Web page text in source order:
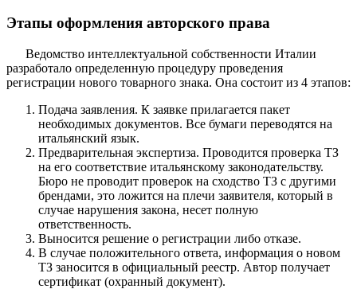
Этапы оформления авторского права
Ведомство интеллектуальной собственности Италии
разработало определенную процедуру проведения
регистрации нового товарного знака. Она состоит из 4 этапов:
Подача заявления. К заявке прилагается пакет
необходимых документов. Все бумаги переводятся на
итальянский язык.
Предварительная экспертиза. Проводится проверка ТЗ
на его соответствие итальянскому законодательству.
Бюро не проводит проверок на сходство ТЗ с другими
брендами, это ложится на плечи заявителя, который в
случае нарушения закона, несет полную
ответственность.
Выносится решение о регистрации либо отказе.
В случае положительного ответа, информация о новом
ТЗ заносится в официальный реестр. Автор получает
сертификат (охранный документ).